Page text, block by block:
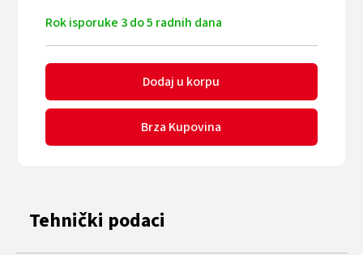
Tehnički podaci
Rok isporuke 3 do 5 radnih dana
Dodaj u korpu
Brza Kupovina